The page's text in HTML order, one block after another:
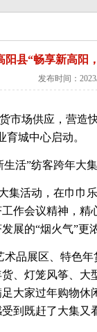
阳县“畅享新高阳
发布时间：
市场供应，营造
城中心启动。
活”纺客跨年大
集活动，在巾巾
作会议精神，
展的“烟火气”更
品展区、特色
、灯笼风筝、
大家过年购物
到既赶了大集又